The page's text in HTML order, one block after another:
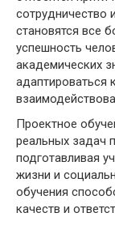
сотрудничество
становятся все
успешность
академических
адаптироваться
Проектное
реальных задач
подготавливая
жизни и
обучения
качеств и